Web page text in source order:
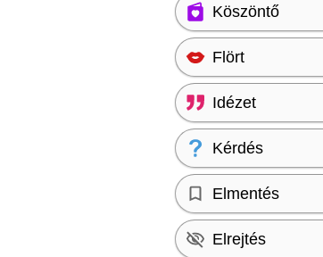
Köszöntő
Flört
Idézet
Kérdés
Elmentés
Elrejtés